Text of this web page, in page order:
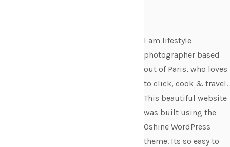
I am lifestyle
photographer based
out of Paris, who loves
to click, cook & travel.
This beautiful website
was built using the
Oshine WordPress
theme. Its so easy to